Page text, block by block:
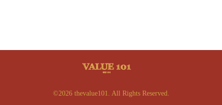
©2026 thevalue101. All Rights Reserved.